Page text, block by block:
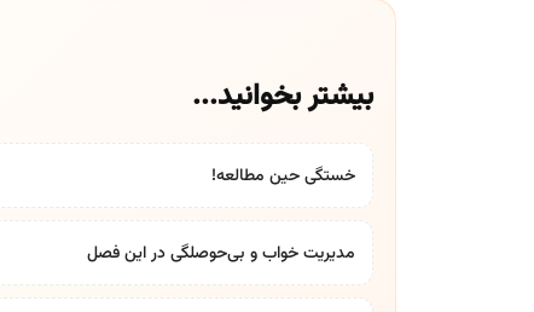
بیشتر بخوانید...
خستگی حین مطالعه!
مدیریت خواب و بی‌حوصلگی در این فصل